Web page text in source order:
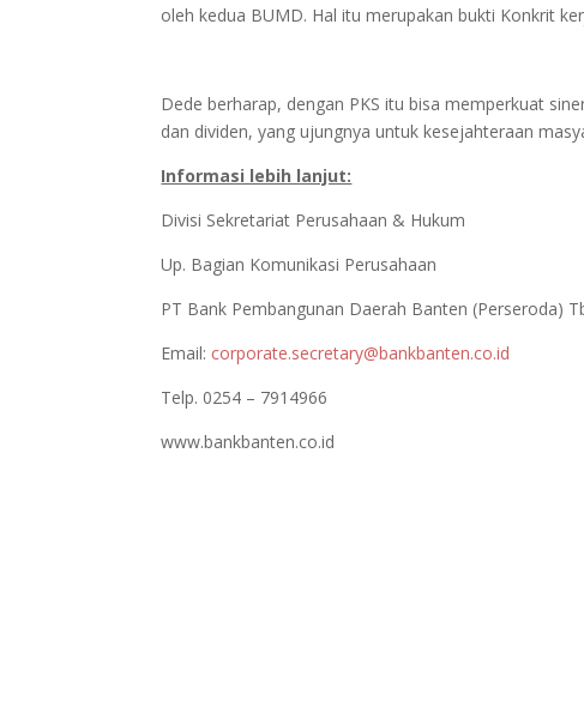
oleh kedua BUMD. Hal itu merupakan bukti Konkrit
Dede berharap, dengan PKS itu bisa memperkuat
dan dividen, yang ujungnya untuk kesejahteraan
Informasi lebih lanjut:
Divisi Sekretariat Perusahaan & Hukum
Up. Bagian Komunikasi Perusahaan
PT Bank Pembangunan Daerah Banten (Perseroda)
Email: corporate.secretary@bankbanten.co.id
Telp. 0254 – 7914966
www.bankbanten.co.id